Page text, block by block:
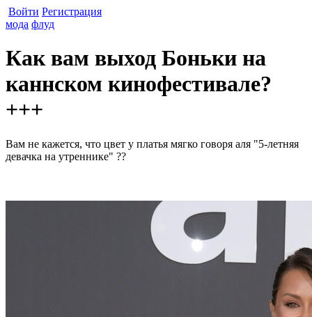
Войти Регистрация
мода флуд
Как вам выход Боньки на
каннском кинофестивале?
+++
Вам не кажется, что цвет у платья мягко говоря аля "5-летняя
девачка на утреннике" ??